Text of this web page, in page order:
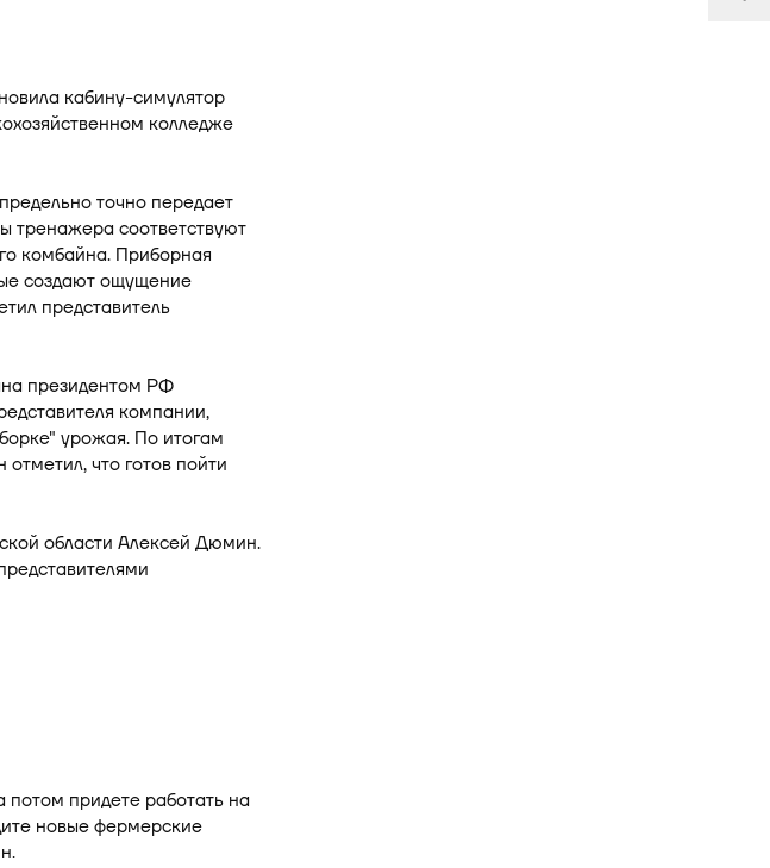
кабину-симулятор
колледже
точно передает
тренажера соответствуют
комбайна. Приборная
создают ощущение
представитель
президентом РФ
компании,
урожая. По итогам
что готов пойти
области Алексей Дюмин.
потом придете работать на
новые фермерские